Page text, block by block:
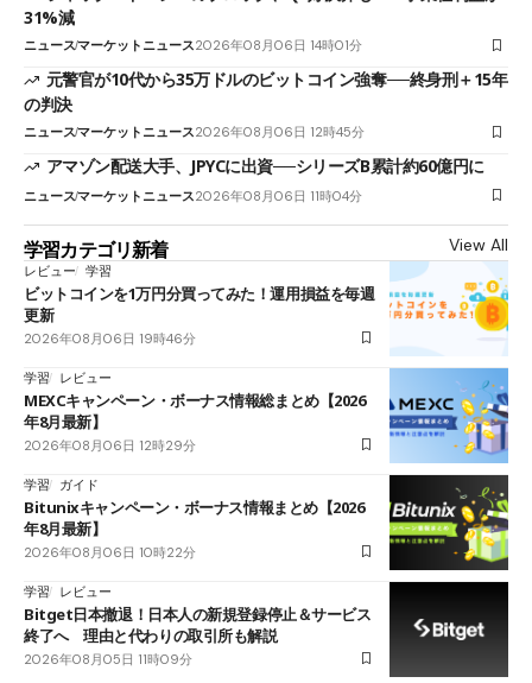
31%減
ニュースマーケットニュース2026年08月06日 14時01分
元警官が10代から35万ドルのビットコイン強奪──終身刑＋15年
の判決
ニュースマーケットニュース2026年08月06日 12時45分
アマゾン配送大手、JPYCに出資──シリーズB累計約60億円に
ニュースマーケットニュース2026年08月06日 11時04分
学習カテゴリ新着 View All
レビュー 学習
ビットコインを1万円分買ってみた！運用損益を毎週
更新
2026年08月06日 19時46分
学習 レビュー
MEXCキャンペーン・ボーナス情報総まとめ【2026
年8月最新】
2026年08月06日 12時29分
学習 ガイド
Bitunixキャンペーン・ボーナス情報まとめ【2026
年8月最新】
2026年08月06日 10時22分
学習 レビュー
Bitget日本撤退！日本人の新規登録停止＆サービス
終了へ 理由と代わりの取引所も解説
2026年08月05日 11時09分